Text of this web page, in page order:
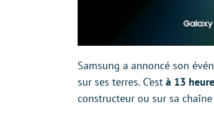
Samsung a annoncé son
sur ses terres. C’est à 13
constructeur ou sur sa chaîne